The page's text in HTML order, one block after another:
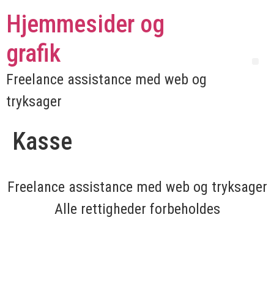
Hjemmesider og
grafik
Freelance assistance med web og
tryksager
Kasse
Freelance assistance med web og tryksager
Alle rettigheder forbeholdes